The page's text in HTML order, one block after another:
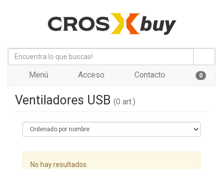
Menú Acceso Contacto 0
Ventiladores USB (0 art.)
No hay resultados.